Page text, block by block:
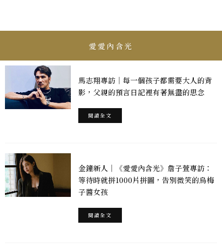
愛愛內含光
馬志翔專訪｜每一個孩子都需要大人的背
影，父親的預言日記裡有著無盡的思念
閱讀全文
金鐘新人｜《愛愛內含光》詹子萱專訪：
等待時就拼1000片拼圖，告別微笑的烏梅
子醬女孩
閱讀全文